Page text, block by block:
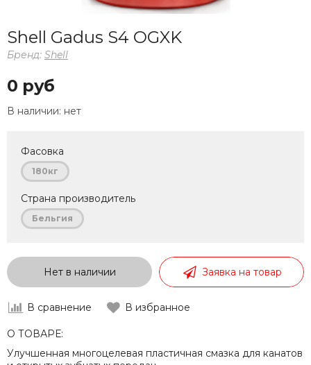
Shell Gadus S4 OGXK
Бренд: Shell
0 руб
В наличии: нет
Фасовка
180кг
Страна производитель
Бельгия
Нет в наличии Заявка на товар
В сравнение В избранное
О ТОВАРЕ:
Улучшенная многоцелевая пластичная смазка для канатов